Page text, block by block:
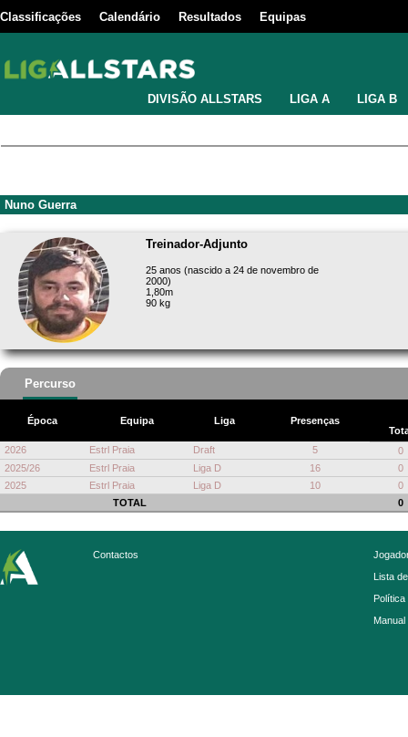
Classificações Calendário Resultados Equipas
DIVISÃO ALLSTARS LIGA A LIGA B
Nuno Guerra
Treinador-Adjunto
25 anos (nascido a 24 de novembro de
2000)
1,80m
90 kg
Percurso
Época Equipa Liga
Presenças
2026
Estrl Praia Draft 5
0
2025/26
Estrl Praia Liga D 16
0
2025
Estrl Praia Liga D 10
0
TOTAL
0
Contactos
Lista
Política